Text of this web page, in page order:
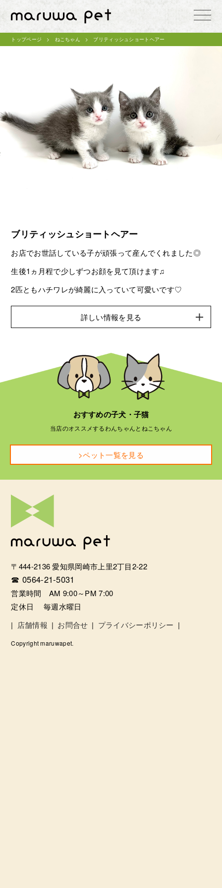
toggle
トップページ ねこちゃん ブリティッシュショートヘアー
ブリティッシュショートヘアー
お店でお世話している子が頑張って産んでくれました◎
生後1ヵ月程で少しずつお顔を見て頂けます♫
2匹ともハチワレが綺麗に入っていて可愛いです♡
詳しい情報を見る
おすすめの子犬・子猫
当店のオススメするわんちゃんとねこちゃん
>ペット一覧を見る
〒444-2136 愛知県岡崎市上里2丁目2-22
☎ 0564-21-5031
営業時間 AM 9:00～PM 7:00
定休日 毎週水曜日
| 店舗情報 | お問合せ | プライバシーポリシー |
Copyright maruwapet.